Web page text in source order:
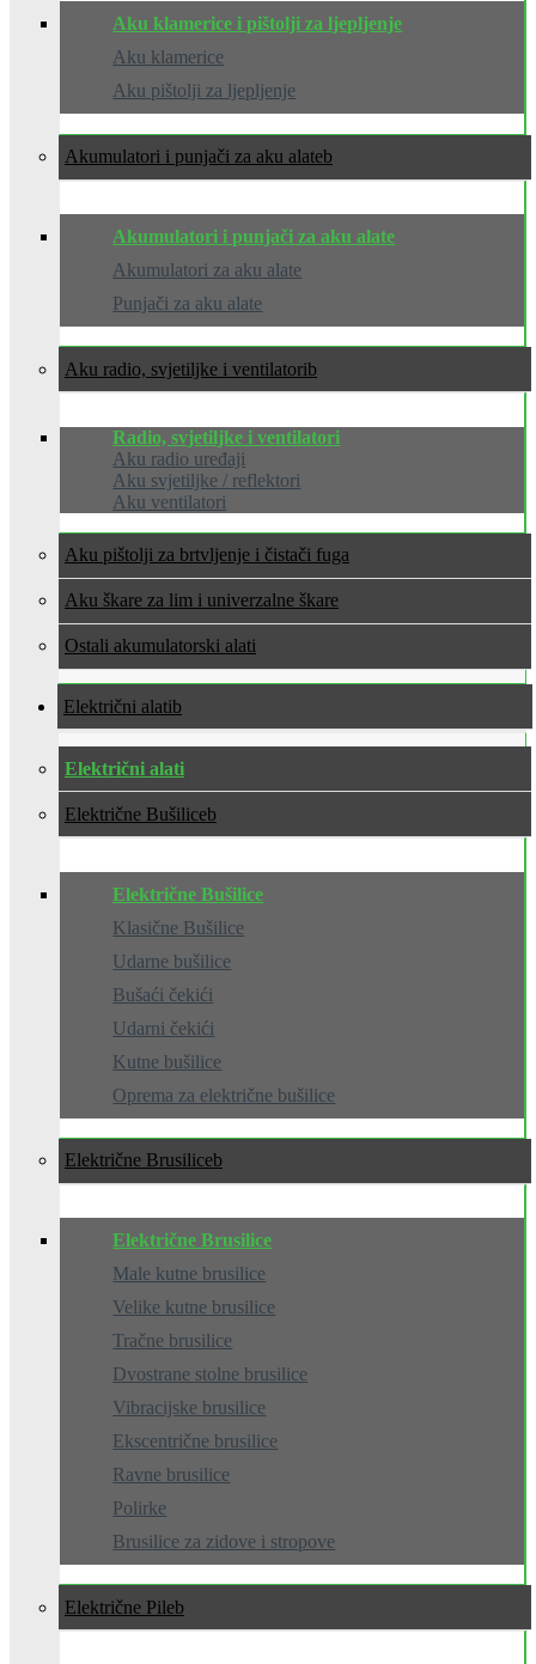
Aku klamerice i pištolji za ljepljenje
Aku klamerice
Aku pištolji za ljepljenje
Akumulatori i punjači za aku alate
Akumulatori i punjači za aku alate
Akumulatori za aku alate
Punjači za aku alate
Aku radio, svjetiljke i ventilatori
Radio, svjetiljke i ventilatori
Aku radio uređaji
Aku svjetiljke / reflektori
Aku ventilatori
Aku pištolji za brtvljenje i čistači fuga
Aku škare za lim i univerzalne škare
Ostali akumulatorski alati
Električni alati
Električni alati
Električne Bušilice
Električne Bušilice
Klasične Bušilice
Udarne bušilice
Bušaći čekići
Udarni čekići
Kutne bušilice
Oprema za električne bušilice
Električne Brusilice
Električne Brusilice
Male kutne brusilice
Velike kutne brusilice
Tračne brusilice
Dvostrane stolne brusilice
Vibracijske brusilice
Ekscentrične brusilice
Ravne brusilice
Polirke
Brusilice za zidove i stropove
Električne Pile